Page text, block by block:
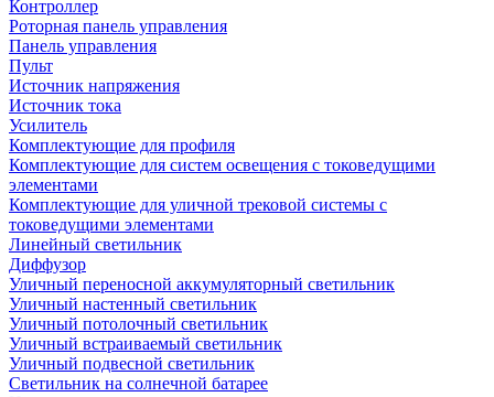
Контроллер
Роторная панель управления
Панель управления
Пульт
Источник напряжения
Источник тока
Усилитель
Комплектующие для профиля
Комплектующие для систем освещения с токоведущими
элементами
Комплектующие для уличной трековой системы с
токоведущими элементами
Линейный светильник
Диффузор
Уличный переносной аккумуляторный светильник
Уличный настенный светильник
Уличный потолочный светильник
Уличный встраиваемый светильник
Уличный подвесной светильник
Светильник на солнечной батарее